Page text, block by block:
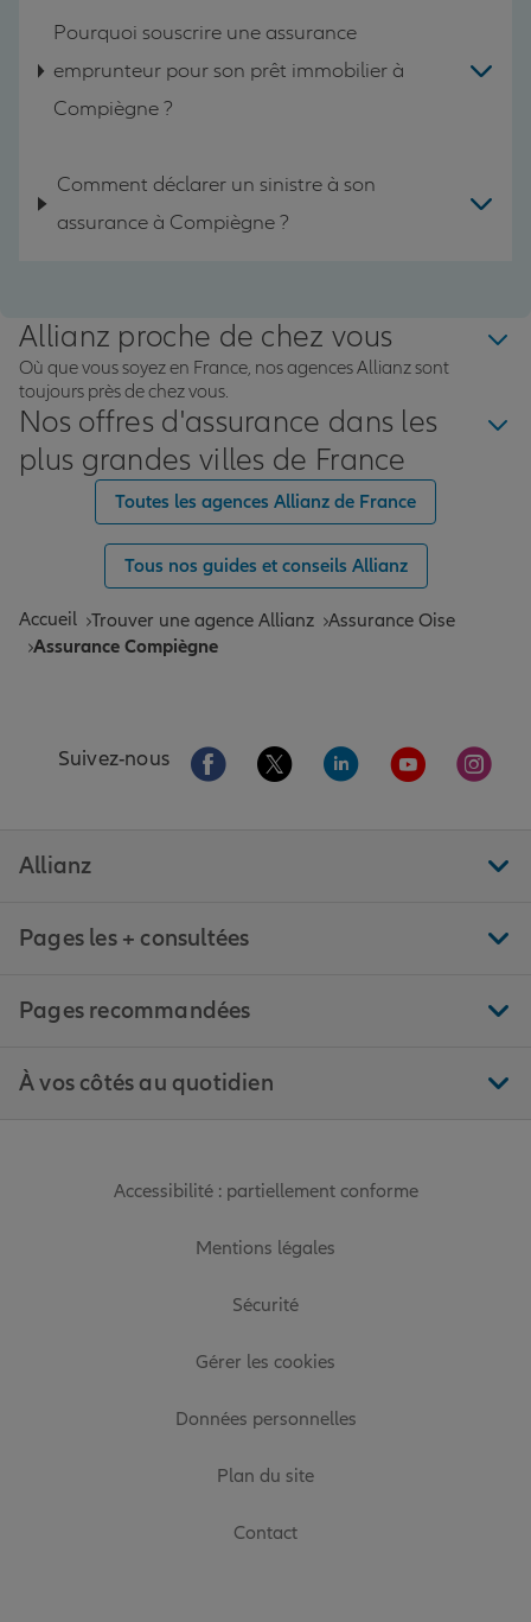
Pourquoi souscrire une assurance
emprunteur pour son prêt immobilier à
Compiègne ?
Comment déclarer un sinistre à son
assurance à Compiègne ?
Allianz proche de chez vous
Où que vous soyez en France, nos agences Allianz sont
toujours près de chez vous.
Nos offres d'assurance dans les
plus grandes villes de France
Toutes les agences Allianz de France
Tous nos guides et conseils Allianz
Accueil Trouver une agence Allianz Assurance Oise
Assurance Compiègne
Suivez-nous Aller sur la page Facebook de Allianz
Aller sur la page Twitter de
Aller sur la page
Aller sur la
Aller
Allianz
Pages les + consultées
Pages recommandées
À vos côtés au quotidien
Accessibilité : partiellement conforme
Mentions légales
Sécurité
Gérer les cookies
Données personnelles
Plan du site
Contact